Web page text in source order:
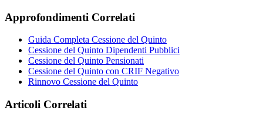
Approfondimenti Correlati
Guida Completa Cessione del Quinto
Cessione del Quinto Dipendenti Pubblici
Cessione del Quinto Pensionati
Cessione del Quinto con CRIF Negativo
Rinnovo Cessione del Quinto
Articoli Correlati